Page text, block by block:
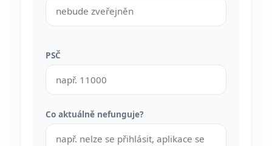
PSČ
Co aktuálně nefunguje?